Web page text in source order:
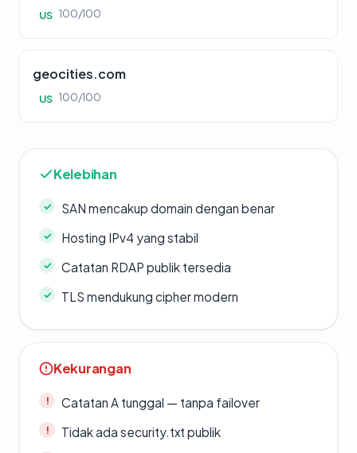
US 100/100
geocities.com
US 100/100
Kelebihan
SAN mencakup domain dengan benar
Hosting IPv4 yang stabil
Catatan RDAP publik tersedia
TLS mendukung cipher modern
Kekurangan
Catatan A tunggal — tanpa failover
Tidak ada security.txt publik